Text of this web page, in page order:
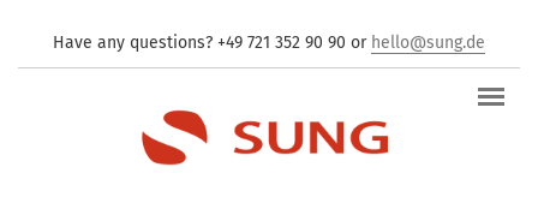
Have any questions? +49 721 352 90 90 or hello@sung.de